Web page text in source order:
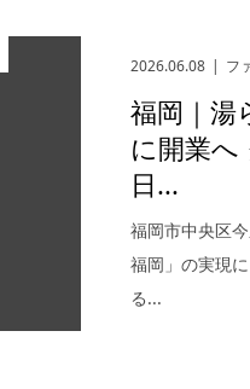
2026.06.08
フ
福岡｜湯
に開業
日...
福岡市中央区
福岡」の実現
る...